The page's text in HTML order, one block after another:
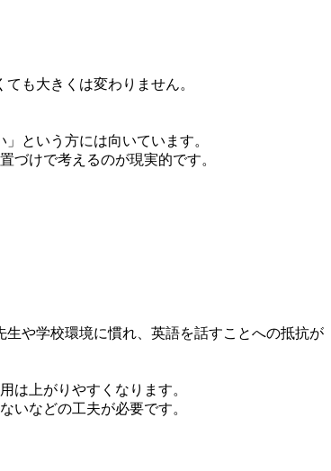
も大きくは変わりません。
という方には向いています。
づけで考えるのが現実的です。
や学校環境に慣れ、英語を話すことへの抵抗が
は上がりやすくなります。
いなどの工夫が必要です。